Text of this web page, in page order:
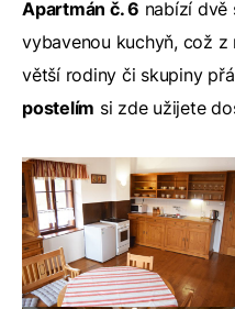
Apartmán č. 6 nabízí dvě
vybavenou kuchyň, což
větší rodiny či skupiny
postelím si zde užijete